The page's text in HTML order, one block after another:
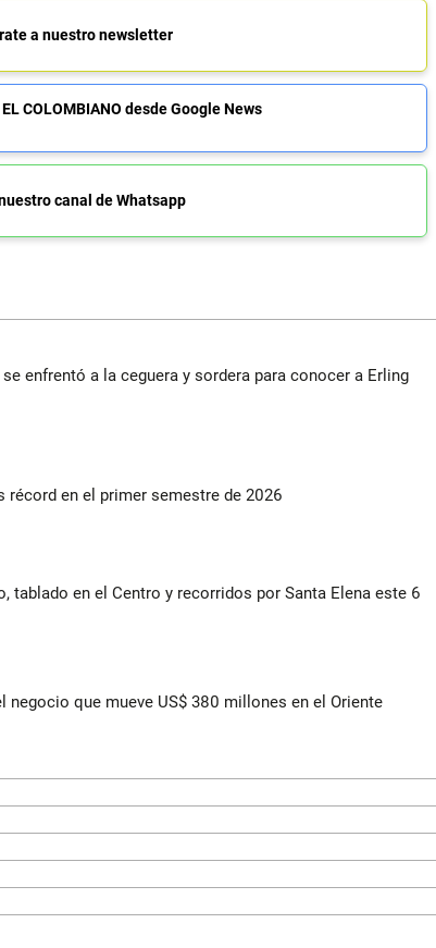
a nuestro newsletter
COLOMBIANO desde Google News
canal de Whatsapp
enfrentó a la ceguera y sordera para conocer a Erling
en el primer semestre de 2026
tablado en el Centro y recorridos por Santa Elena este 6
negocio que mueve US$ 380 millones en el Oriente